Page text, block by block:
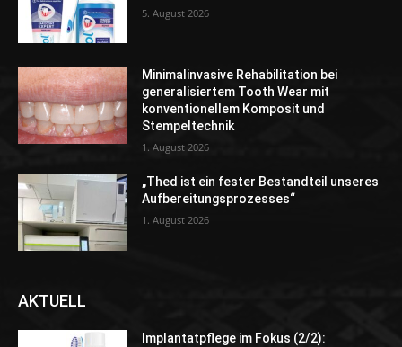
5. August 2026
Minimalinvasive Rehabilitation bei
generalisiertem Tooth Wear mit
konventionellem Komposit und
Stempeltechnik
1. August 2026
„Thed ist ein fester Bestandteil unseres
Aufbereitungsprozesses“
1. August 2026
AKTUELL
Implantatpflege im Fokus (2/2):